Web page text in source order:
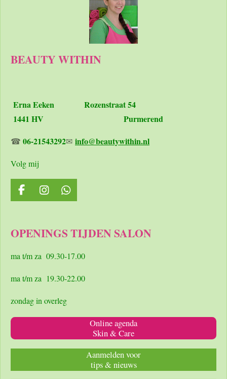
BEAUTY WITHIN
Erna Eeken Rozenstraat 54
1441 HV Purmerend
☎ 06-21543292✉ info@beautywithin.nl
Volg mij
F
a
b
o
I
n
a
r
m
W
h
s
p
OPENINGS TIJDEN SALON
ma t/m za 09.30-17.00
ma t/m za 19.30-22.00
zondag in overleg
Online agenda
Skin & Care
Aanmelden voor
tips & nieuws